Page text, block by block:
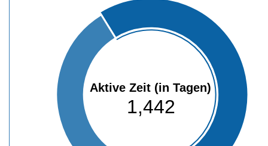
Aktive Zeit (in Tagen)
1,442